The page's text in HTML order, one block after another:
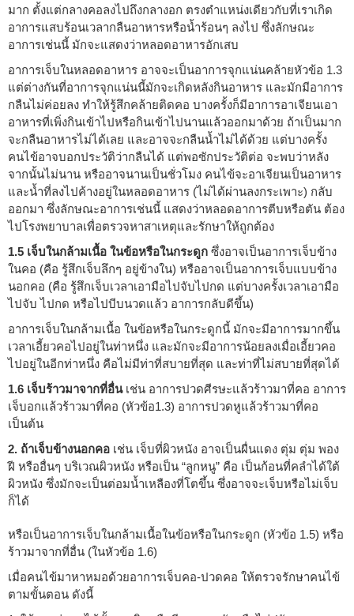
มาก ตั้งแต่กลางคอลงไปถึงกลางอก ตรงตำแหน่งเดียวกับที่เราเกิด
อาการแสบร้อนเวลากลืนอาหารหรือน้ำร้อนๆ ลงไป ซึ่งลักษณะ
อาการเช่นนี้ มักจะแสดงว่าหลอดอาหารอักเสบ
อาการเจ็บในหลอดอาหาร อาจจะเป็นอาการจุกแน่นคล้ายหัวข้อ 1.3
แต่ต่างกันที่อาการจุกแน่นนี้มักจะเกิดหลังกินอาหาร และมักมีอาการ
กลืนไม่ค่อยลง ทำให้รู้สึกคล้ายติดคอ บางครั้งก็มีอาการอาเจียนเอา
อาหารที่เพิ่งกินเข้าไปหรือกินเข้าไปนานแล้วออกมาด้วย ถ้าเป็นมาก
จะกลืนอาหารไม่ได้เลย และอาจจะกลืนน้ำไม่ได้ด้วย แต่บางครั้ง
คนไข้อาจบอกประวัติว่ากลืนได้ แต่พอซักประวัติต่อ จะพบว่าหลัง
จากนั้นไม่นาน หรืออาจนานเป็นชั่วโมง คนไข้จะอาเจียนเป็นอาหาร
และน้ำที่ลงไปค้างอยู่ในหลอดอาหาร (ไม่ได้ผ่านลงกระเพาะ) กลับ
ออกมา ซึ่งลักษณะอาการเช่นนี้ แสดงว่าหลอดอาการตีบหรือตัน ต้อง
ไปโรงพยาบาลเพื่อตรวจหาสาเหตุและรักษาให้ถูกต้อง
1.5 เจ็บในกล้ามเนื้อ ในข้อหรือในกระดูก ซึ่งอาจเป็นอาการเจ็บข้าง
ในคอ (คือ รู้สึกเจ็บลึกๆ อยู่ข้างใน) หรืออาจเป็นอาการเจ็บแบบข้าง
นอกคอ (คือ รู้สึกเจ็บเวลาเอามือไปจับไปกด แต่บางครั้งเวลาเอามือ
ไปจับ ไปกด หรือไปบีบนวดแล้ว อาการกลับดีขึ้น)
อาการเจ็บในกล้ามเนื้อ ในข้อหรือในกระดูกนี้ มักจะมีอาการมากขึ้น
เวลาเอี้ยวคอไปอยู่ในท่าหนึ่ง และมักจะมีอาการน้อยลงเมื่อเอี้ยวคอ
ไปอยู่ในอีกท่าหนึ่ง คือไม่มีท่าที่สบายที่สุด และท่าที่ไม่สบายที่สุดได้
1.6 เจ็บร้าวมาจากที่อื่นเช่น อาการปวดศีรษะแล้วร้าวมาที่คอ อาการ
เจ็บอกแล้วร้าวมาที่คอ (หัวข้อ1.3) อาการปวดหูแล้วร้าวมาที่คอ
เป็นต้น
2. ถ้าเจ็บข้างนอกคอ เช่น เจ็บที่ผิวหนัง อาจเป็นผื่นแดง ตุ่ม ตุ่ม พอง
ฝี หรืออื่นๆ บริเวณผิวหนัง หรือเป็น “ลูกหนู” คือ เป็นก้อนที่คลำได้ใต้
ผิวหนัง ซึ่งมักจะเป็นต่อมน้ำเหลืองที่โตขึ้น ซึ่งอาจจะเจ็บหรือไม่เจ็บ
ก็ได้
หรือเป็นอาการเจ็บในกล้ามเนื้อในข้อหรือในกระดูก (หัวข้อ 1.5) หรือ
ร้าวมาจากที่อื่น (ในหัวข้อ 1.6)
เมื่อคนไข้มาหาหมอด้วยอาการเจ็บคอ-ปวดคอ ให้ตรวจรักษาคนไข้
ตามขั้นตอน ดังนี้